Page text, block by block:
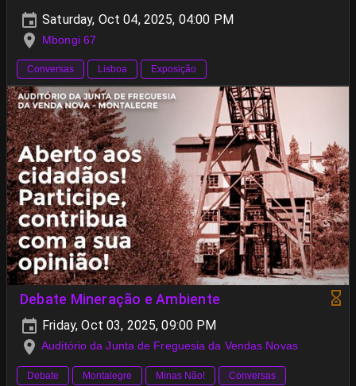
Saturday, Oct 04, 2025, 04:00 PM
Mbongi 67
Conversas Lisboa Exposição
Debate Mineração e Ambiente
Friday, Oct 03, 2025, 09:00 PM
Auditório da Junta de Freguesia da Vendas Novas
Debate Montalegre Minas Não! Conversas